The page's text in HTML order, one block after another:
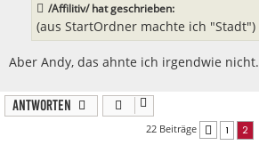
/Affilitiv/ hat geschrieben:
(aus StartOrdner machte ich "Stadt")
Aber Andy, das ahnte ich irgendwie nicht.
Antworten
22 Beiträge Vorherige
1 2